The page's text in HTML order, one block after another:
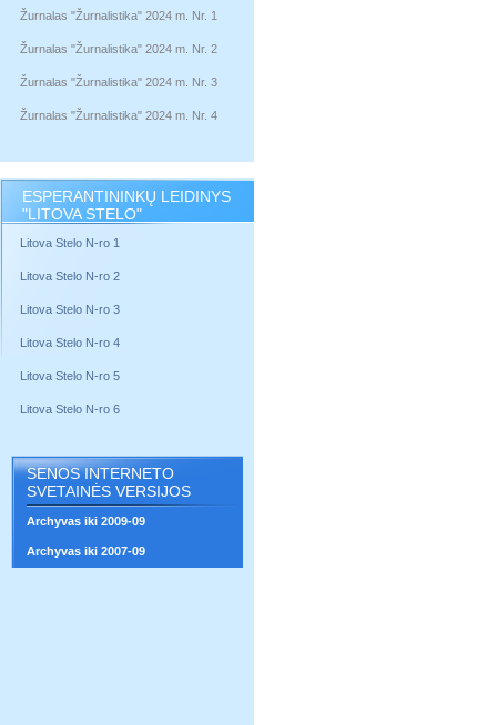
Žurnalas "Žurnalistika" 2024 m. Nr. 1
Žurnalas "Žurnalistika" 2024 m. Nr. 2
Žurnalas "Žurnalistika" 2024 m. Nr. 3
Žurnalas "Žurnalistika" 2024 m. Nr. 4
ESPERANTININKŲ LEIDINYS
"LITOVA STELO"
Litova Stelo N-ro 1
Litova Stelo N-ro 2
Litova Stelo N-ro 3
Litova Stelo N-ro 4
Litova Stelo N-ro 5
Litova Stelo N-ro 6
SENOS INTERNETO
SVETAINĖS VERSIJOS
Archyvas iki 2009-09
Archyvas iki 2007-09